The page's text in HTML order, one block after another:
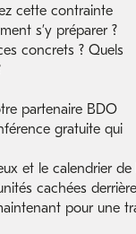
cette contrainte
s’y préparer ?
concrets ? Quels
partenaire BDO
gratuite qui
et le calendrier de
cachées
pour une